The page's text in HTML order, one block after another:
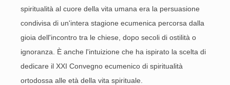
spiritualità al cuore della vita umana era la persuasione
condivisa di un'intera stagione ecumenica percorsa dalla
gioia dell'incontro tra le chiese, dopo secoli di ostilità o
ignoranza. È anche l'intuizione che ha ispirato la scelta di
dedicare il XXI Convegno ecumenico di spiritualità
ortodossa alle età della vita spirituale.